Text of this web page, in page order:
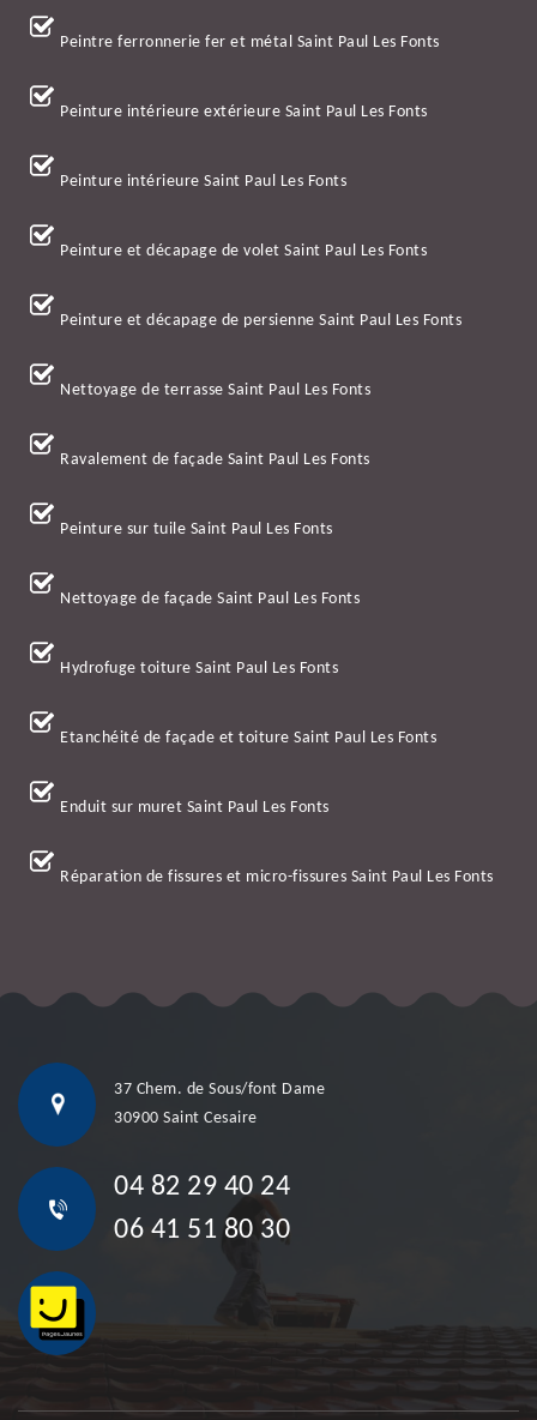
Peintre ferronnerie fer et métal Saint Paul Les Fonts
Peinture intérieure extérieure Saint Paul Les Fonts
Peinture intérieure Saint Paul Les Fonts
Peinture et décapage de volet Saint Paul Les Fonts
Peinture et décapage de persienne Saint Paul Les Fonts
Nettoyage de terrasse Saint Paul Les Fonts
Ravalement de façade Saint Paul Les Fonts
Peinture sur tuile Saint Paul Les Fonts
Nettoyage de façade Saint Paul Les Fonts
Hydrofuge toiture Saint Paul Les Fonts
Etanchéité de façade et toiture Saint Paul Les Fonts
Enduit sur muret Saint Paul Les Fonts
Réparation de fissures et micro-fissures Saint Paul Les Fonts
37 Chem. de Sous/font Dame
30900 Saint Cesaire
04 82 29 40 24
06 41 51 80 30